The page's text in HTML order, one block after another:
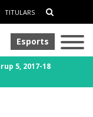
TITULARS
Esports
5, 2017-18